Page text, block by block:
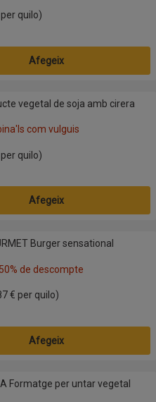
quilo)
Afegeix
cireravegetal de soja amb cirera
com vulguis
quilo)
Afegeix
Burger sensational
de descompte
€ per quilo)
Afegeix
Formatge per untar vegetal